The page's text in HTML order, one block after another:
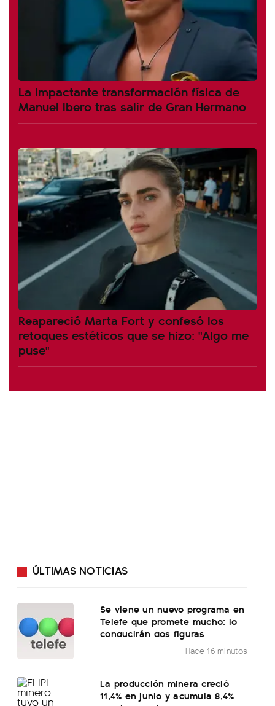
La impactante transformación física de
Manuel Ibero tras salir de Gran Hermano
Reapareció Marta Fort y confesó los
retoques estéticos que se hizo: "Algo me
puse"
ÚLTIMAS NOTICIAS
Se viene un nuevo programa en
Telefe que promete mucho: lo
conducirán dos figuras
Hace 16 minutos
La producción minera creció
11,4% en junio y acumula 8,4%